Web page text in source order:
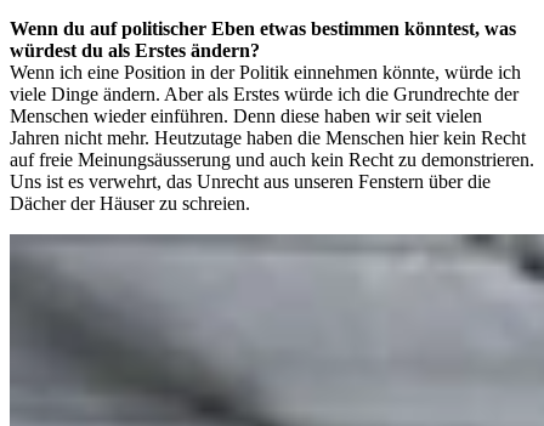
Wenn du auf politischer Eben etwas bestimmen könntest, was
würdest du als Erstes ändern?
Wenn ich eine Position in der Politik einnehmen könnte, würde ich
viele Dinge ändern. Aber als Erstes würde ich die Grundrechte der
Menschen wieder einführen. Denn diese haben wir seit vielen
Jahren nicht mehr. Heutzutage haben die Menschen hier kein Recht
auf freie Meinungsäusserung und auch kein Recht zu demonstrieren.
Uns ist es verwehrt, das Unrecht aus unseren Fenstern über die
Dächer der Häuser zu schreien.